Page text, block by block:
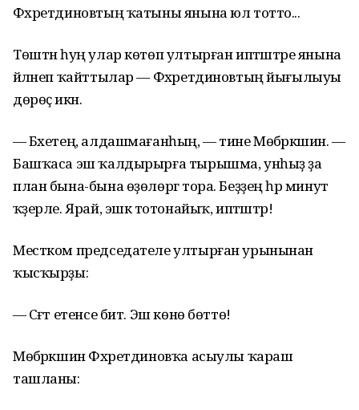
Фәхретдиновтың ҡатыны янына юл тотто...
Төштән һуң улар көтөп ултырған иптәштәре янына
әйләнеп ҡайттылар — Фәхретдиновтың йығылыуы
дөрөҫ икән.
— Бәхетең, алдашмағанһың, — тине Мөбәрәкшин. —
Башҡаса эш ҡалдырырға тырышма, унһыҙ ҙа
план бына-бына өҙөлөргә тора. Беҙҙең һәр минут
ҡәҙерле. Ярай, эшкә тотонайыҡ, иптәштәр!
Местком председателе ултырған урынынан
ҡысҡырҙы:
— Сәғәт етенсе бит. Эш көнө бөттө!
Мөбәрәкшин Фәхретдиновҡа асыулы ҡараш
ташланы: